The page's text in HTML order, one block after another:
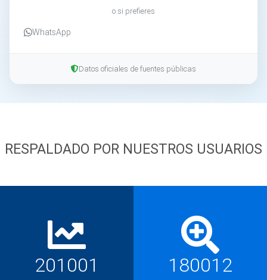
o si prefieres
WhatsApp
Datos oficiales de fuentes públicas
RESPALDADO POR NUESTROS USUARIOS
201001 180012